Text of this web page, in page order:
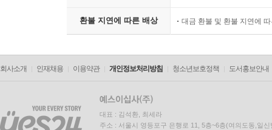
환불 지연에 따른 배상 대금 환불 및 환불 지연에
회사소개 인재채용 이용약관 개인정보처리방침 청소년보호정책 도서홍보안내
대표 : 김석환, 최세라
주소 : 서울시 영등포구 은행로 11, 5층~6층(여의도동,일신